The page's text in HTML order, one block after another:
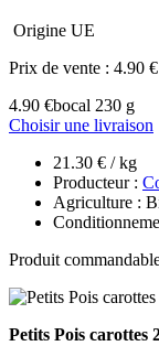
Origine UE
Prix de vente : 4.90
4.90 €bocal 230 g
Choisir une livraison
21.30 € / kg
Producteur :
Agriculture :
Produit
Petits Pois carottes